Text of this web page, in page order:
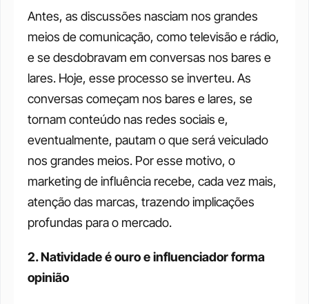
Antes, as discussões nasciam nos grandes
meios de comunicação, como televisão e rádio,
e se desdobravam em conversas nos bares e
lares. Hoje, esse processo se inverteu. As
conversas começam nos bares e lares, se
tornam conteúdo nas redes sociais e,
eventualmente, pautam o que será veiculado
nos grandes meios. Por esse motivo, o
marketing de influência recebe, cada vez mais,
atenção das marcas, trazendo implicações
profundas para o mercado.
2. Natividade é ouro e influenciador forma
opinião